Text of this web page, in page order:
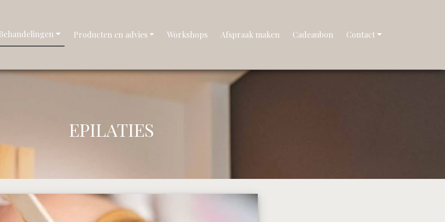
Producten en advies Workshops Afspraak maken Cadeaubon Contact
EPILATIES